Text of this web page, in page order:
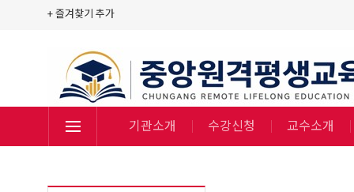
+ 즐겨찾기 추가
기관소개 수강신청 교수소개